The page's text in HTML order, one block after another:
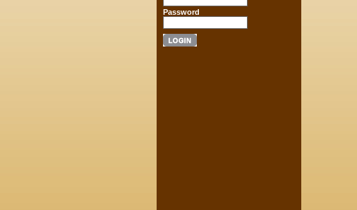
Password